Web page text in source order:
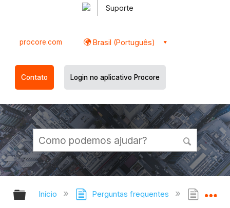
Suporte
procore.com Brasil (Português)
Contato Login no aplicativo Procore
Expandir/recolher hierarquia
Início Perguntas frequentes O